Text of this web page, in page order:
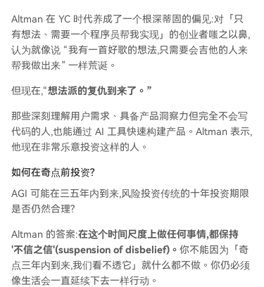
Altman 在 YC 时代养成了一个根深蒂固的偏见:对「只
有想法、需要一个程序员帮我实现」的创业者嗤之以鼻,
认为就像说 “我有一首好歌的想法,只需要会吉他的人来
帮我做出来” 一样荒诞。
但现在,“想法派的复仇到来了。”
那些深刻理解用户需求、具备产品洞察力但完全不会写
代码的人,也能通过 AI 工具快速构建产品。Altman 表示,
他现在非常乐意投资这样的人。
如何在奇点前投资?
AGI 可能在三五年内到来,风险投资传统的十年投资期限
是否仍然合理?
Altman 的答案:在这个时间尺度上做任何事情,都保持
'不信之信'(suspension of disbelief)。 你不能因为「奇
点三年内到来,我们看不透它」就什么都不做。你仍必须
像生活会一直延续下去一样行动。